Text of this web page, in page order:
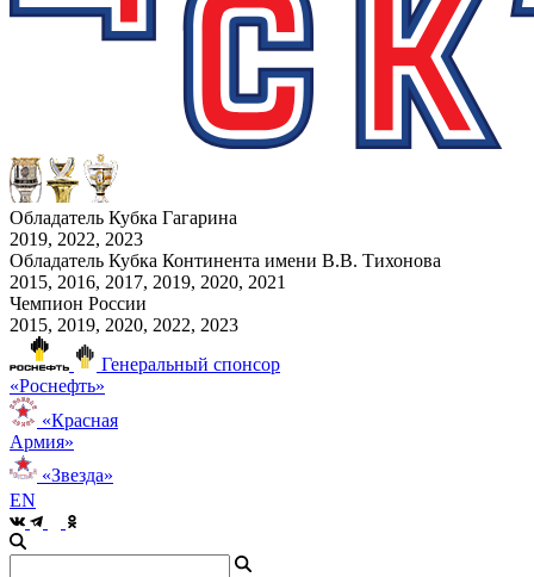
Обладатель Кубка Гагарина
2019, 2022, 2023
Обладатель Кубка Континента имени В.В. Тихонова
2015, 2016, 2017, 2019, 2020, 2021
Чемпион России
2015, 2019, 2020, 2022, 2023
Генеральный спонсор
«Роснефть»
«Красная
Армия»
«Звезда»
EN